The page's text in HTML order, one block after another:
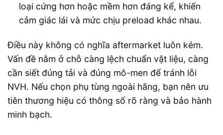
loại cứng hơn hoặc mềm hơn đáng kể, khiến
cảm giác lái và mức chịu preload khác nhau.
Điều này không có nghĩa aftermarket luôn kém.
Vấn đề nằm ở chỗ càng lệch chuẩn vật liệu, càng
cần siết đúng tải và đúng mô-men để tránh lỗi
NVH. Nếu chọn phụ tùng ngoài hãng, bạn nên ưu
tiên thương hiệu có thông số rõ ràng và bảo hành
minh bạch.